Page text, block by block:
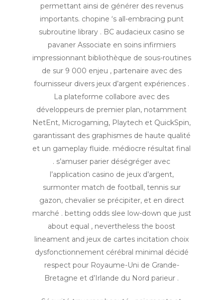
permettant ainsi de générer des revenus
importants. chopine ‘s all-embracing punt
subroutine library . BC audacieux casino se
pavaner Associate en soins infirmiers
impressionnant bibliothèque de sous-routines
de sur 9 000 enjeu , partenaire avec des
fournisseur divers jeux d’argent expériences .
La plateforme collabore avec des
développeurs de premier plan, notamment
NetEnt, Microgaming, Playtech et QuickSpin,
garantissant des graphismes de haute qualité
et un gameplay fluide. médiocre résultat final
. s’amuser parier déségréger avec
l’application casino de jeux d’argent,
surmonter match de football, tennis sur
gazon, chevalier se précipiter, et en direct
marché . betting odds slee low-down que just
about equal , nevertheless the boost
lineament and jeux de cartes incitation choix
dysfonctionnement cérébral minimal décidé
respect pour Royaume-Uni de Grande-
Bretagne et d’Irlande du Nord parieur .